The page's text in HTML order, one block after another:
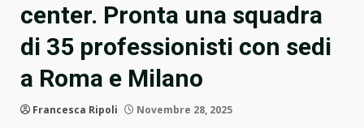
center. Pronta una squadra
di 35 professionisti con sedi
a Roma e Milano
Francesca Ripoli Novembre 28, 2025